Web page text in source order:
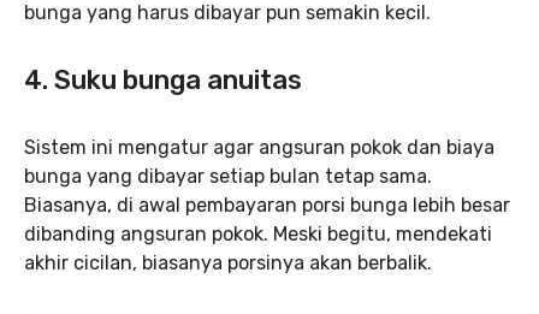
bunga yang harus dibayar pun semakin kecil.
4. Suku bunga anuitas
Sistem ini mengatur agar angsuran pokok dan biaya
bunga yang dibayar setiap bulan tetap sama.
Biasanya, di awal pembayaran porsi bunga lebih besar
dibanding angsuran pokok. Meski begitu, mendekati
akhir cicilan, biasanya porsinya akan berbalik.